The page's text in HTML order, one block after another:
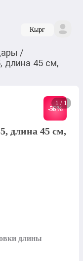
Кырг
/
длина 45 см,
1 / 1
-56%
длина 45 см,
длины